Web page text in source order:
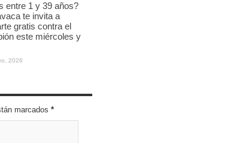
entre 1 y 39 años?
te invita a
gratis contra el
este miércoles y
2026
marcados *